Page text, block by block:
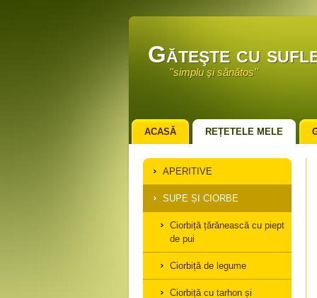
Găteşte cu
''simplu şi sănătos''
APERITIVE
SUPE ȘI CIORBE
Ciorbiță țărănească cu piept
de pui
Ciorbiță de legume
Ciorbiță cu tarhon și
ACASĂ REȚETELE MELE